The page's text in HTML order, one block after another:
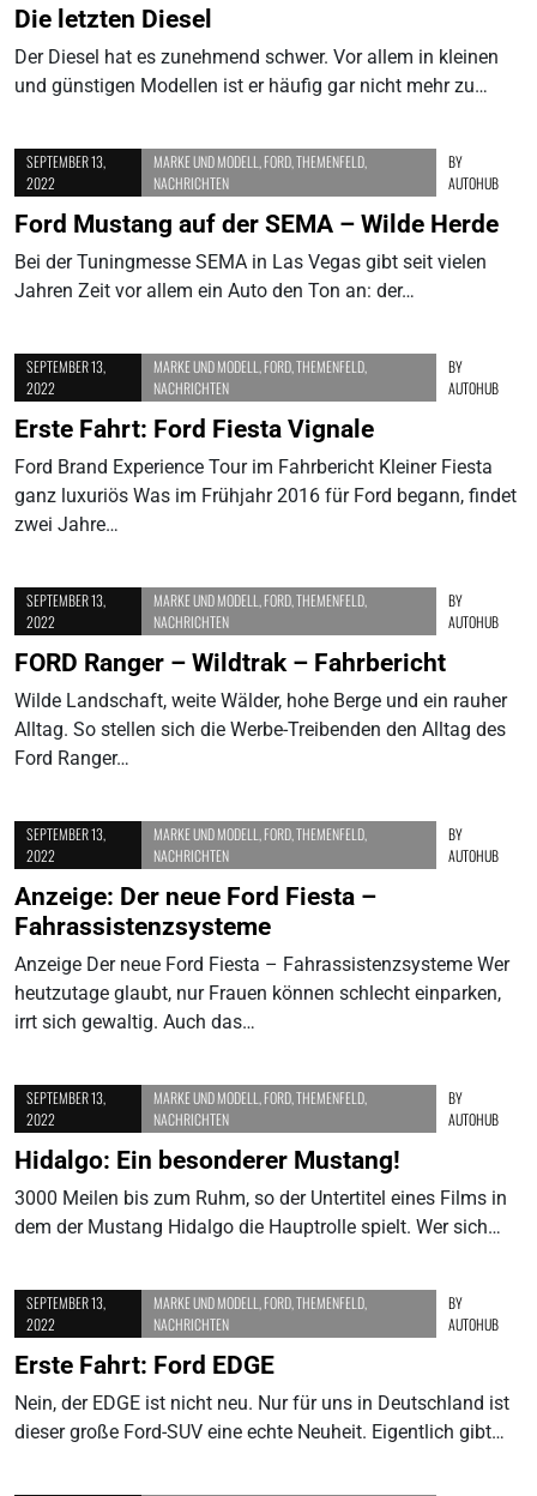
Die letzten Diesel
Der Diesel hat es zunehmend schwer. Vor allem in kleinen
und günstigen Modellen ist er häufig gar nicht mehr zu…
SEPTEMBER 13,
2022
MARKE UND MODELL FORD, THEMENFELD,
NACHRICHTEN
BY
AUTOHUB
Ford Mustang auf der SEMA – Wilde Herde
Bei der Tuningmesse SEMA in Las Vegas gibt seit vielen
Jahren Zeit vor allem ein Auto den Ton an: der…
SEPTEMBER 13,
2022
MARKE UND MODELL FORD, THEMENFELD,
NACHRICHTEN
BY
AUTOHUB
Erste Fahrt: Ford Fiesta Vignale
Ford Brand Experience Tour im Fahrbericht Kleiner Fiesta
ganz luxuriös Was im Frühjahr 2016 für Ford begann, findet
zwei Jahre…
SEPTEMBER 13,
2022
MARKE UND MODELL FORD, THEMENFELD,
NACHRICHTEN
BY
AUTOHUB
FORD Ranger – Wildtrak – Fahrbericht
Wilde Landschaft, weite Wälder, hohe Berge und ein rauher
Alltag. So stellen sich die Werbe-Treibenden den Alltag des
Ford Ranger…
SEPTEMBER 13,
2022
MARKE UND MODELL FORD, THEMENFELD,
NACHRICHTEN
BY
AUTOHUB
Anzeige: Der neue Ford Fiesta –
Fahrassistenzsysteme
Anzeige Der neue Ford Fiesta – Fahrassistenzsysteme Wer
heutzutage glaubt, nur Frauen können schlecht einparken,
irrt sich gewaltig. Auch das…
SEPTEMBER 13,
2022
MARKE UND MODELL FORD, THEMENFELD,
NACHRICHTEN
BY
AUTOHUB
Hidalgo: Ein besonderer Mustang!
3000 Meilen bis zum Ruhm, so der Untertitel eines Films in
dem der Mustang Hidalgo die Hauptrolle spielt. Wer sich…
SEPTEMBER 13,
2022
MARKE UND MODELL FORD, THEMENFELD,
NACHRICHTEN
BY
AUTOHUB
Erste Fahrt: Ford EDGE
Nein, der EDGE ist nicht neu. Nur für uns in Deutschland ist
dieser große Ford-SUV eine echte Neuheit. Eigentlich gibt…